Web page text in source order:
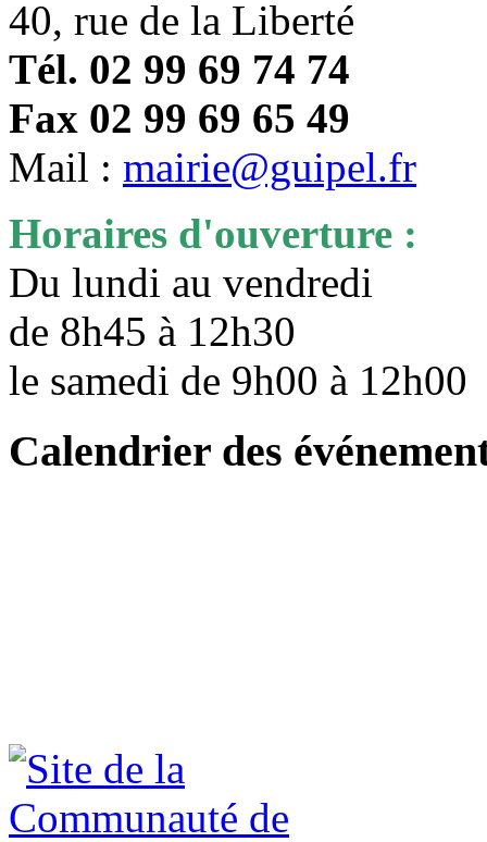
40, rue de la Liberté
Tél. 02 99 69 74 74
Fax 02 99 69 65 49
Mail : mairie@guipel.fr
Horaires d'ouverture :
Du lundi au vendredi
de 8h45 à 12h30
le samedi de 9h00 à
Calendrier des